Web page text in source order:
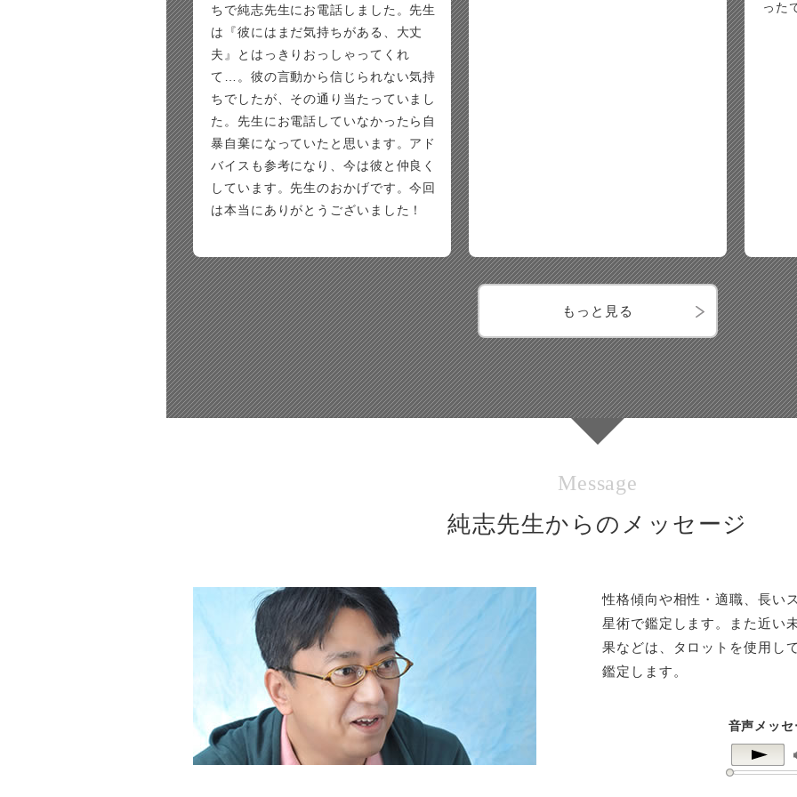
ちで純志先生にお電話しました。先生
は『彼にはまだ気持ちがある、大丈
夫』とはっきりおっしゃってくれ
て…。彼の言動から信じられない気持
ちでしたが、その通り当たっていまし
た。先生にお電話していなかったら自
暴自棄になっていたと思います。アド
バイスも参考になり、今は彼と仲良く
しています。先生のおかげです。今回
は本当にありがとうございました！
った
もっと見る
Message
純志先生からのメッセージ
性格傾向や相性・適職、長い
星術で鑑定します。また近い
果などは、タロットを使用し
鑑定します。
音声メッ